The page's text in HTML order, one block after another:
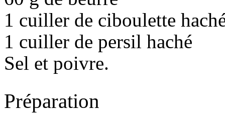
1 cuiller de ciboulette
1 cuiller de persil haché
Sel et poivre.
Préparation